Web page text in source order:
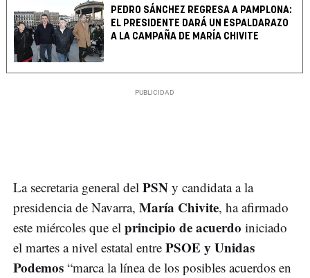
PEDRO SÁNCHEZ REGRESA A PAMPLONA:
EL PRESIDENTE DARÁ UN ESPALDARAZO
A LA CAMPAÑA DE MARÍA CHIVITE
La secretaria general del PSN y candidata a la
presidencia de Navarra, María Chivite, ha afirmado
este miércoles que el principio de acuerdo iniciado
el martes a nivel estatal entre PSOE y Unidas
Podemos “marca la línea de los posibles acuerdos en